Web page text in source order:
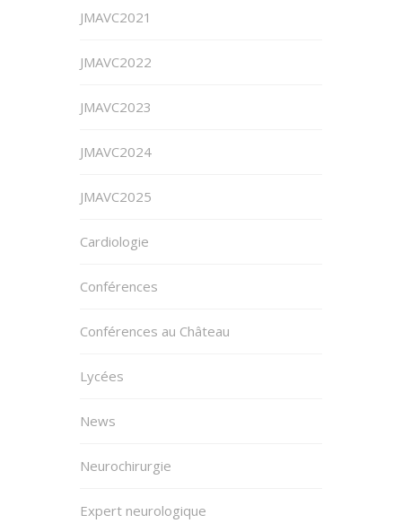
JMAVC2021
JMAVC2022
JMAVC2023
JMAVC2024
JMAVC2025
Cardiologie
Conférences
Conférences au Château
Lycées
News
Neurochirurgie
Expert neurologique